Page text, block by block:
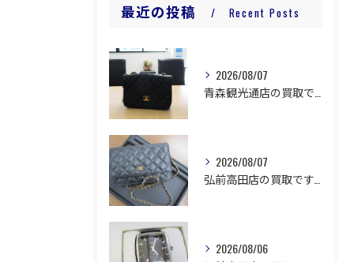
最近の投稿 Recent Posts
2026/08/07
2026/08/07
2026/08/06